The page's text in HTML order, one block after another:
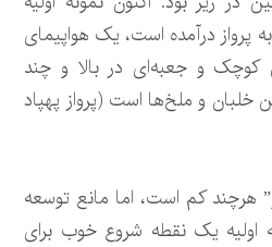
پرواز درآمده است، یک هواپیمای
و جعبه‌ای در بالا و چند
و ملخ‌ها است (پرواز پهپاد
هرچند کم است، اما مانع توسعه
اولیه یک نقطه شروع خوب برای